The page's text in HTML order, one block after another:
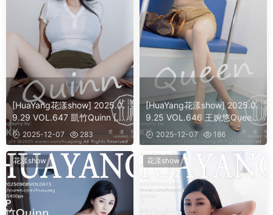
[HuaYang花漾show] 2025.0
9.29 VOL.647 凱竹Quinn [5
4] 2025-12-07 283
[HuaYang花漾show] 2025.0
9.25 VOL.646 王婉悠Queen
[62]2025-12-07 186
花漾show 花漾show